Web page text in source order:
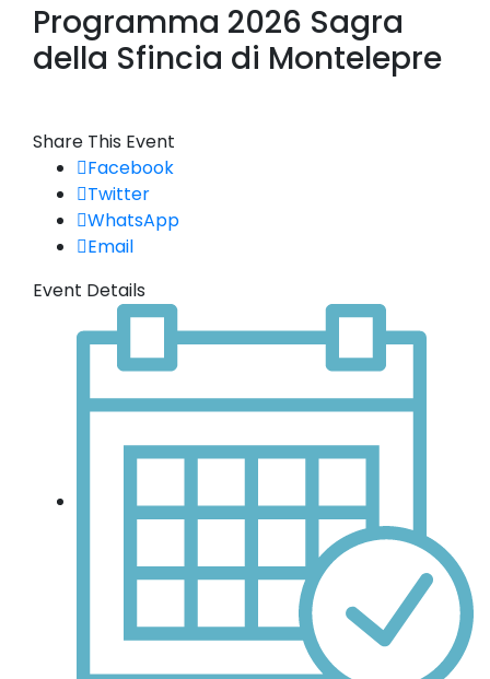
Programma 2026 Sagra
della Sfincia di Montelepre
Share This Event
Facebook
Twitter
WhatsApp
Email
Event Details